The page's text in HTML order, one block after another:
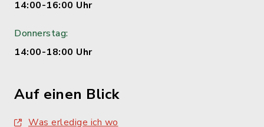
14:00-16:00 Uhr
Donnerstag:
14:00-18:00 Uhr
Auf einen Blick
Was erledige ich wo